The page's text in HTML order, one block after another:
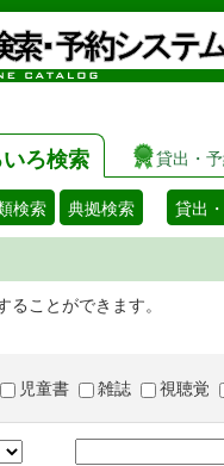
ろ検索 貸出・
検索 典拠検索 貸出
ことができます。
児童書 雑誌 視聴覚